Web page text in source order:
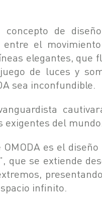
de
el
elegantes, que
de luces y
sea inconfundible.
exigentes del mundo.
es el diseño
que se extiende
infinito.